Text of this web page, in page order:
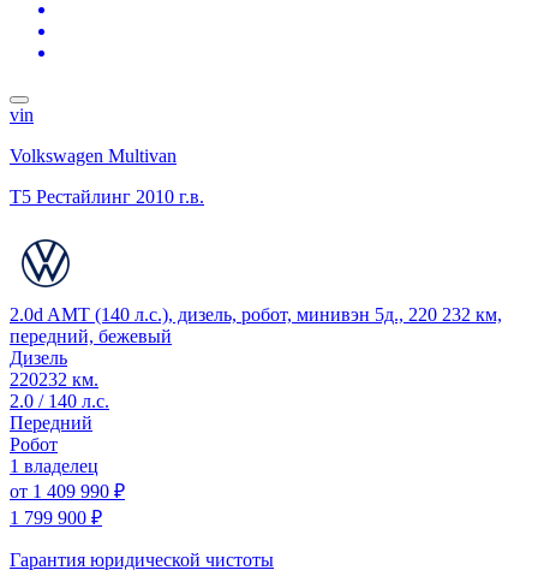
vin
Volkswagen Multivan
T5 Рестайлинг 2010 г.в.
2.0d AMT (140 л.с.), дизель, робот, минивэн 5д., 220 232 км,
передний, бежевый
Дизель
220232 км.
2.0 / 140 л.с.
Передний
Робот
1 владелец
от 1 409 990 ₽
1 799 900 ₽
Гарантия юридической чистоты